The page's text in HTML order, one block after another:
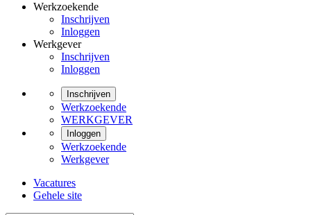
Werkzoekende
Inschrijven
Inloggen
Werkgever
Inschrijven
Inloggen
Inschrijven
Werkzoekende
WERKGEVER
Inloggen
Werkzoekende
Werkgever
Vacatures
Gehele site